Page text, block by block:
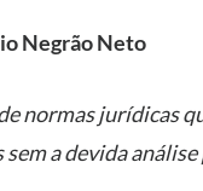
Negrão Neto
normas jurídicas
a devida